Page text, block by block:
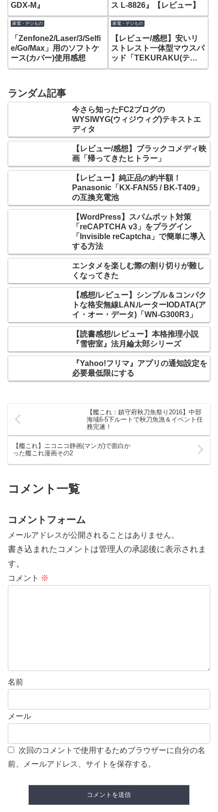
GDX-M』
ス L-8826』【レビュー】
家電・デジもの
「Zenfone2/Laser/3/Selfi
e/Go/Max」用のソフトケ
ース(カバー)使用感想
家電・デジもの
【レビュー/感想】安いリ
ストレスト一体型マウスパ
ッド「TEKURAKU(テク
ラク)」
ランダム記事
今さら知ったFC2ブログの
WYSIWYG(ウィジウィグ)テキストエ
ディタ
【レビュー/感想】ブラックコメディ映
画「帰ってきたヒトラー」
【レビュー】純正品の約半額！
Panasonic「KX-FAN55 / BK-T409」
の互換充電池
【WordPress】スパムボット対策
「reCAPTCHA v3」をプラグイン
「Invisible reCaptcha」で簡単に導入
する方法
エンタメを楽しむ際の割り切りが難し
くなってきた
【感想/レビュー】シンプル＆コンパク
トな格安無線LANルーターIODATA(ア
イ・オー・データ)「WN-G300R3」
【読書感想/レビュー】本格推理小説
『雪密室』法月綸太郎シリーズ
『Yahoo!フリマ』アプリの通知設定を
必要最低限にする
【艦これ：鎮守府秋刀魚祭り2016】中部
海域6-5下ルートで秋刀魚漁＆イベント任
務完遂！
【艦これ】ニコニコ静画(マンガ)で面白か
った艦これ漫画その2
コメント一覧
コメントフォーム
メールアドレスが公開されることはありません。
書き込まれたコメントは管理人の承認後に表示されま
す。
コメント ※
名前
メール
次回のコメントで使用するためブラウザーに自分の名
前、メールアドレス、サイトを保存する。